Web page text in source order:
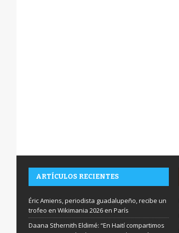
ARTÍCULOS RECIENTES
Éric Amiens, periodista guadalupeño, recibe un
trofeo en Wikimania 2026 en París
Daana Sthernith Eldimé: “En Haití compartimos